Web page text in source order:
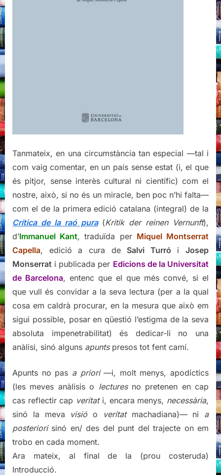
Tanmateix, en una circumstància tan especial —tal i
com vaig comentar, en un país sense estat (i, el que
és pitjor, sense interès cultural ni científic) com el
nostre, això, si no és un miracle, ben poc n’hi falta—
com el de la primera edició catalana (integral) de la
Crítica de la raó pura(Kritik der reinen Vernunft),
d’Immanuel Kant, traduïda per Miquel Montserrat
Capella, edició a cura de Salvi Turró i Josep
Monserrat i publicada per Edicions de la Universitat
de Barcelona, entenc que el que més convé, si el
que vull és convidar a la seva lectura (per a la qual
cosa em caldrà procurar, en la mesura que això em
sigui possible, posar en qüestió l’estigma de la seva
absoluta impenetrabilitat) és dedicar-li no una
anàlisi, sinó alguns apuntspresos tot fent camí.
Apunts no pas a priori—i, molt menys, apodíctics
(les meves anàlisis o lecturesno pretenen en cap
cas reflectir cap veritati, encara menys, necessària,
sinó la meva visió o veritatmachadiana)— ni a
posteriorisinó en/ des del punt del trajecte on em
trobo en cada moment.
Ara mateix, al final de la (prou costeruda)
Introducció.